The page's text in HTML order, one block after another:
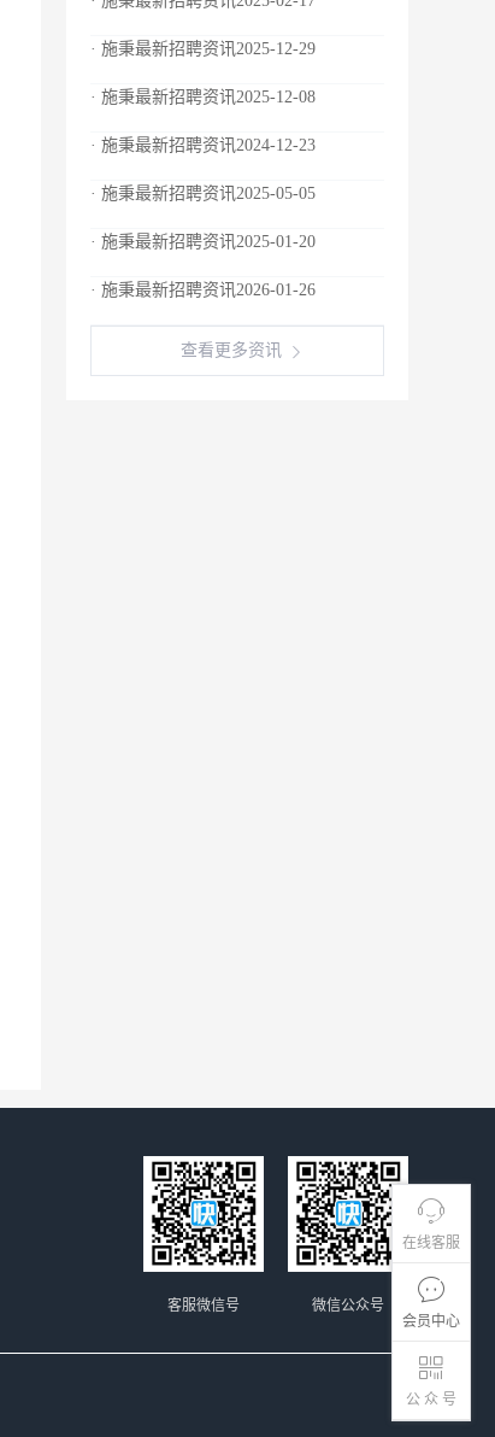
在线客服
会员中心
公 众 号
· 施秉最新招聘资讯2025-12-29
· 施秉最新招聘资讯2025-12-08
· 施秉最新招聘资讯2024-12-23
· 施秉最新招聘资讯2025-05-05
· 施秉最新招聘资讯2025-01-20
· 施秉最新招聘资讯2026-01-26
查看更多资讯
微信公众号
客服微信号